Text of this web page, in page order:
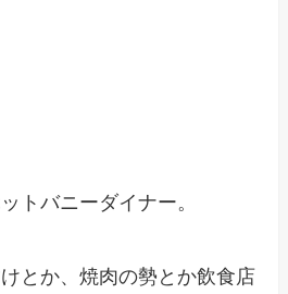
トバニーダイナー。
とか、焼肉の勢とか飲食店